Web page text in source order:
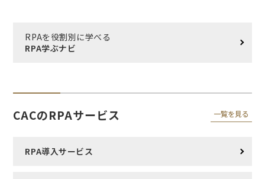
RPAを役割別に学べる
RPA学ぶナビ
CACのRPAサービス 一覧を見る
RPA導入サービス